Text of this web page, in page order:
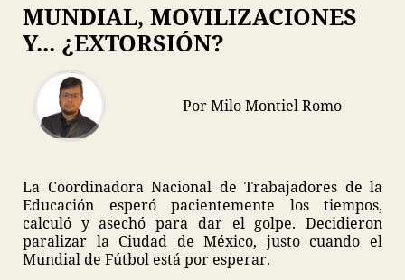
MUNDIAL, MOVILIZACIONES
Y... ¿EXTORSIÓN?
Por Milo Montiel Romo
La Coordinadora Nacional de Trabajadores de la
Educación esperó pacientemente los tiempos,
calculó y asechó para dar el golpe. Decidieron
paralizar la Ciudad de México, justo cuando el
Mundial de Fútbol está por esperar.